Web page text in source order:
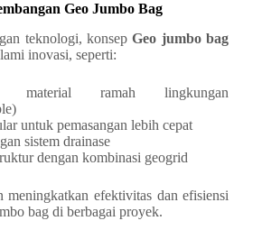
Geo Jumbo Bag
teknologi, konsepGeo jumbo bag
inovasi, seperti:
material ramah lingkungan
untuk pemasangan lebih cepat
sistem drainase
dengan kombinasi geogrid
meningkatkan efektivitas dan efisiensi
bag di berbagai proyek.